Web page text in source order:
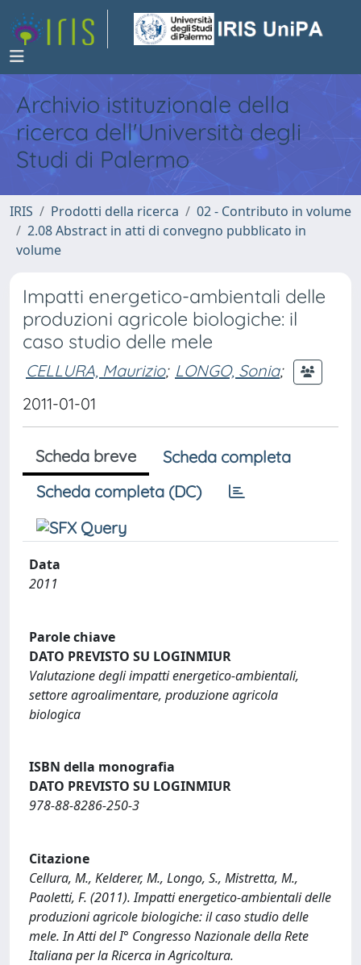
Archivio istituzionale della
ricerca dell'Università degli
Studi di Palermo
IRIS Prodotti della ricerca
02 - Contributo in volume
2.08 Abstract in atti di convegno pubblicato in
volume
Impatti energetico-ambientali delle
produzioni agricole biologiche: il
caso studio delle mele
CELLURA, Maurizio; LONGO, Sonia;
2011-01-01
Scheda breve
Scheda completa
Scheda completa (DC)
Data
2011
Parole chiave
DATO PREVISTO SU LOGINMIUR
Valutazione degli impatti energetico-ambientali,
settore agroalimentare, produzione agricola
biologica
ISBN della monografia
DATO PREVISTO SU LOGINMIUR
978-88-8286-250-3
Citazione
Cellura, M., Kelderer, M., Longo, S., Mistretta, M.,
Paoletti, F. (2011). Impatti energetico-ambientali delle
produzioni agricole biologiche: il caso studio delle
mele. In Atti del I° Congresso Nazionale della Rete
Italiana per la Ricerca in Agricoltura.